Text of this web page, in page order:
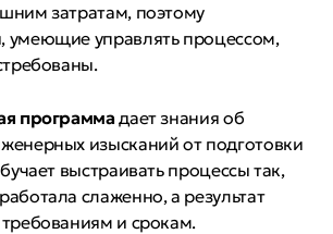
затратам, поэтому
умеющие управлять процессом,
программадает знания об
изысканий от подготовки
выстраивать процессы так,
слаженно, а результат
требованиям и срокам.